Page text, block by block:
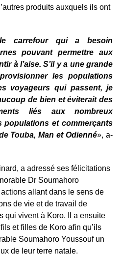
produits auxquels ils ont
carrefour qui a besoin
pouvant permettre aux
à l’aise. S’il y a une grande
les populations
voyageurs qui passent, je
de bien et éviterait des
liés aux nombreux
populations et commerçants
Touba, Man et Odienné», a-
a adressé ses félicitations
Dr Soumahoro
allant dans le sens de
de vie et de travail de
qui vivent à Koro. Il a ensuite
et filles de Koro afin qu’ils
Soumahoro Youssouf un
de leur terre natale.